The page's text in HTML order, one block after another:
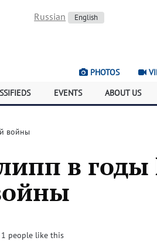
Russian English
PHOTOS
EVENTS ABOUT US
войны
в годы
1 people like this